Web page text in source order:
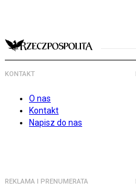
KONTAKT
O nas
Kontakt
Napisz do nas
REKLAMA I PRENUMERATA